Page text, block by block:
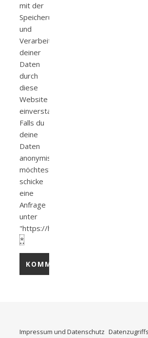
mit der
Speicherung
und
Verarbeitung
deiner
Daten
durch
diese
Website
einverstanden.
Falls du
deine
Daten
anonymisieren
möchtest
schicke
eine
Anfrage
unter
"https://helerien.de/
*
Impressum und Datenschutz